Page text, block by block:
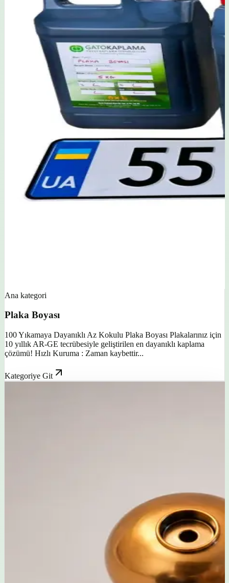
Ana kategori
Plaka Boyası
100 Yıkamaya Dayanıklı Az Kokulu Plaka Boyası Plakalarınız için
10 yıllık AR-GE tecrübesiyle geliştirilen en dayanıklı kaplama
çözümü! Hızlı Kuruma : Zaman kaybettir...
Kategoriye Git